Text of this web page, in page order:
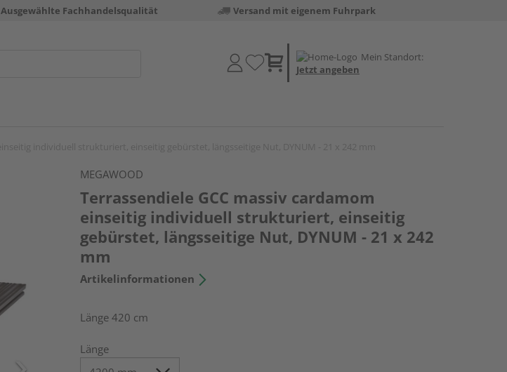
Ausgewählte Fachhandelsqualität Versand mit eigenem Fuhrpark
Mein Standort:
Jetzt angeben
MEGAWOOD
Terrassendiele GCC massiv cardamom
einseitig individuell strukturiert, einseitig
gebürstet, längsseitige Nut, DYNUM - 21 x 242
mm
Artikelinformationen
Länge 420 cm
Länge